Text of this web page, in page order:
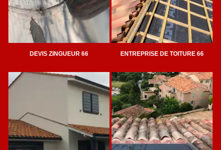
DEVIS ZINGUEUR 66 ENTREPRISE DE TOITURE 66